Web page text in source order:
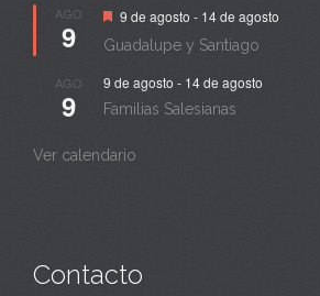
AGO
9
Destacado
9 de agosto - 14 de agosto
Guadalupe y Santiago
AGO
9
9 de agosto - 14 de agosto
Familias Salesianas
Ver calendario
Contacto